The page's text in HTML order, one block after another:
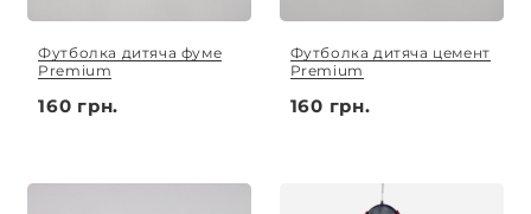
Футболка дитяча фуме
Premium
160 грн.
Футболка дитяча цемент
Premium
160 грн.